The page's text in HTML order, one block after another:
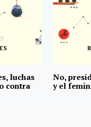
luchas
contra
No,
y el